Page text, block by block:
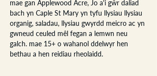
mae gan Applewood Acre, Jo a'i gŵr daliad
bach yn Caple St Mary yn tyfu llysiau llysiau
organig, saladau, llysiau gwyrdd meicro ac yn
gwneud ceuled mêl fegan a lemwn neu
galch. mae 15+ o wahanol ddelwyr hen
bethau a hen reidiau rheolaidd.